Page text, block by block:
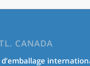
CANADA